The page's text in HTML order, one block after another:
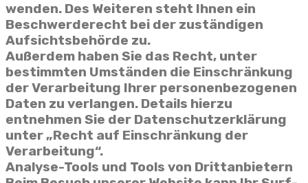
wenden. Des Weiteren steht Ihnen ein
Beschwerderecht bei der zuständigen
Aufsichtsbehörde zu.
Außerdem haben Sie das Recht, unter
bestimmten Umständen die Einschränkung
der Verarbeitung Ihrer personenbezogenen
Daten zu verlangen. Details hierzu
entnehmen Sie der Datenschutzerklärung
unter „Recht auf Einschränkung der
Verarbeitung“.
Analyse-Tools und Tools von Drittanbietern